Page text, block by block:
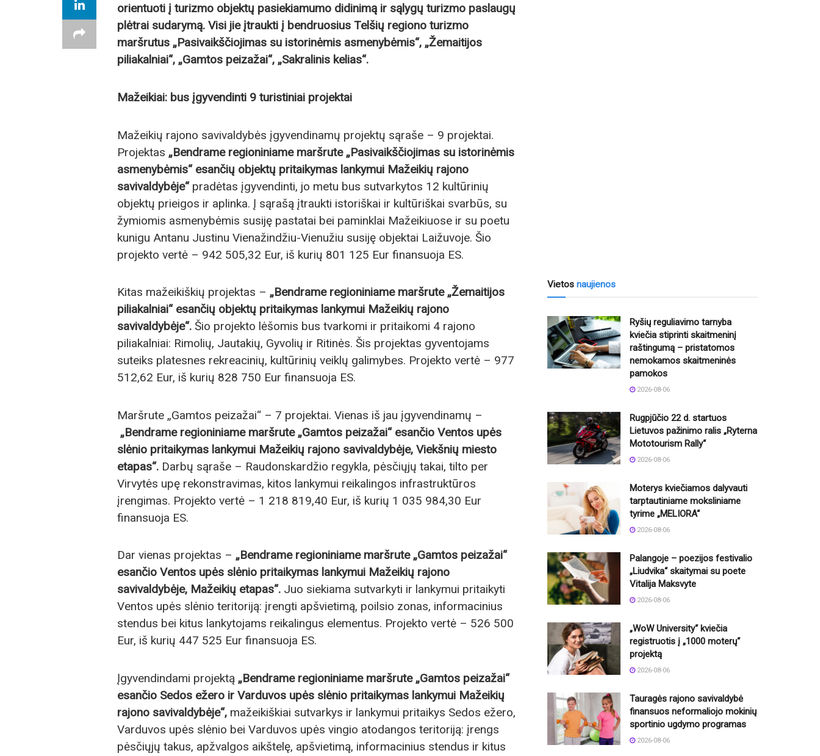
orientuoti į turizmo objektų pasiekiamumo didinimą ir sąlygų turizmo paslaugų
plėtrai sudarymą. Visi jie įtraukti į bendruosius Telšių regiono turizmo
maršrutus „Pasivaikščiojimas su istorinėmis asmenybėmis“, „Žemaitijos
piliakalniai“, „Gamtos peizažai“, „Sakralinis kelias“.
Mažeikiai: bus įgyvendinti 9 turistiniai projektai
Mažeikių rajono savivaldybės įgyvendinamų projektų sąraše – 9 projektai.
Projektas „Bendrame regioniniame maršrute „Pasivaikščiojimas su istorinėmis
asmenybėmis“ esančių objektų pritaikymas lankymui Mažeikių rajono
savivaldybėje“pradėtas įgyvendinti, jo metu bus sutvarkytos 12 kultūrinių
objektų prieigos ir aplinka. Į sąrašą įtraukti istoriškai ir kultūriškai svarbūs, su
žymiomis asmenybėmis susiję pastatai bei paminklai Mažeikiuose ir su poetu
kunigu Antanu Justinu Vienažindžiu-Vienužiu susiję objektai Laižuvoje. Šio
projekto vertė – 942 505,32 Eur, iš kurių 801 125 Eur finansuoja ES.
Kitas mažeikiškių projektas – „Bendrame regioniniame maršrute „Žemaitijos
piliakalniai“ esančių objektų pritaikymas lankymui Mažeikių rajono
savivaldybėje“. Šio projekto lėšomis bus tvarkomi ir pritaikomi 4 rajono
piliakalniai: Rimolių, Jautakių, Gyvolių ir Ritinės. Šis projektas gyventojams
suteiks platesnes rekreacinių, kultūrinių veiklų galimybes. Projekto vertė – 977
512,62 Eur, iš kurių 828 750 Eur finansuoja ES.
Maršrute „Gamtos peizažai“ – 7 projektai. Vienas iš jau įgyvendinamų –
„Bendrame regioniniame maršrute „Gamtos peizažai“ esančio Ventos upės
slėnio pritaikymas lankymui Mažeikių rajono savivaldybėje, Viekšnių miesto
etapas“. Darbų sąraše – Raudonskardžio regykla, pėsčiųjų takai, tilto per
Virvytės upę rekonstravimas, kitos lankymui reikalingos infrastruktūros
įrengimas. Projekto vertė – 1 218 819,40 Eur, iš kurių 1 035 984,30 Eur
finansuoja ES.
Dar vienas projektas – „Bendrame regioniniame maršrute „Gamtos peizažai“
esančio Ventos upės slėnio pritaikymas lankymui Mažeikių rajono
savivaldybėje, Mažeikių etapas“. Juo siekiama sutvarkyti ir lankymui pritaikyti
Ventos upės slėnio teritoriją: įrengti apšvietimą, poilsio zonas, informacinius
stendus bei kitus lankytojams reikalingus elementus. Projekto vertė – 526 500
Eur, iš kurių 447 525 Eur finansuoja ES.
Įgyvendindami projektą „Bendrame regioniniame maršrute „Gamtos peizažai“
esančio Sedos ežero ir Varduvos upės slėnio pritaikymas lankymui Mažeikių
rajono savivaldybėje“, mažeikiškiai sutvarkys ir lankymui pritaikys Sedos ežero,
Varduvos upės slėnio bei Varduvos upės vingio atodangos teritoriją: įrengs
pėsčiųjų takus, apžvalgos aikštelę, apšvietimą, informacinius stendus ir kitus
Vietos naujienos
Ryšių reguliavimo tarnyba
kviečia stiprinti skaitmeninį
raštingumą – pristatomos
nemokamos skaitmeninės
pamokos
2026-08-06
Rugpjūčio 22 d. startuos
Lietuvos pažinimo ralis „Ryterna
Mototourism Rally“
2026-08-06
Moterys kviečiamos dalyvauti
tarptautiniame moksliniame
tyrime „MELIORA“
2026-08-06
Palangoje – poezijos festivalio
„Liudvika“ skaitymai su poete
Vitalija Maksvyte
2026-08-06
„WoW University“ kviečia
registruotis į „1000 moterų“
projektą
2026-08-06
Tauragės rajono savivaldybė
finansuos neformaliojo mokinių
sportinio ugdymo programas
2026-08-06